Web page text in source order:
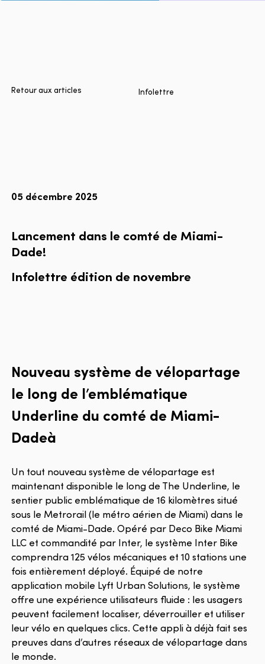
Technologies
Retour aux articles Infolettre
05 décembre 2025
Lancement dans le comté de Miami-
Dade!
Infolettre édition de novembre
Nouveau système de vélopartage
le long de l’emblématique
Underline du comté de Miami-
Dadeà
Un tout nouveau système de vélopartage est
maintenant disponible le long de The Underline, le
sentier public emblématique de 16 kilomètres situé
sous le Metrorail (le métro aérien de Miami) dans le
comté de Miami-Dade. Opéré par Deco Bike Miami
LLC et commandité par Inter, le système Inter Bike
comprendra 125 vélos mécaniques et 10 stations une
fois entièrement déployé. Équipé de notre
application mobile Lyft Urban Solutions, le système
offre une expérience utilisateurs fluide : les usagers
peuvent facilement localiser, déverrouiller et utiliser
leur vélo en quelques clics. Cette appli à déjà fait ses
preuves dans d’autres réseaux de vélopartage dans
le monde.